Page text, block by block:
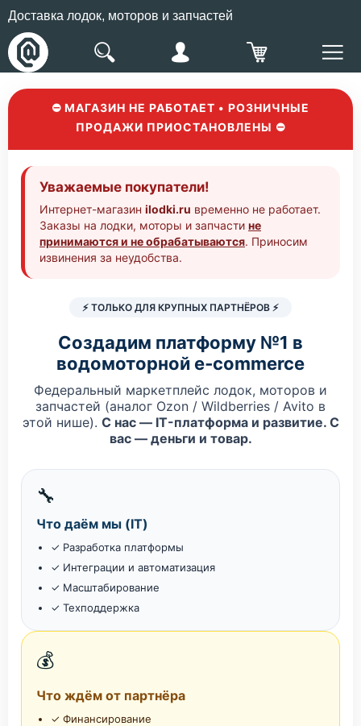
Доставка лодок, моторов и запчастей
⛔ МАГАЗИН НЕ РАБОТАЕТ • РОЗНИЧНЫЕ
ПРОДАЖИ ПРИОСТАНОВЛЕНЫ ⛔
Уважаемые покупатели!
Интернет-магазин ilodki.ru временно не работает.
Заказы на лодки, моторы и запчасти не
принимаются и не обрабатываются. Приносим
извинения за неудобства.
⚡ ТОЛЬКО ДЛЯ КРУПНЫХ ПАРТНЁРОВ ⚡
Создадим платформу №1 в
водомоторной e‑commerce
Федеральный маркетплейс лодок, моторов и
запчастей (аналог Ozon / Wildberries / Avito в
этой нише). С нас — IT-платформа и развитие. С
вас — деньги и товар.
🔧
Что даём мы (IT)
✓ Разработка платформы
✓ Интеграции и автоматизация
✓ Масштабирование
✓ Техподдержка
💰
Что ждём от партнёра
✓ Финансирование